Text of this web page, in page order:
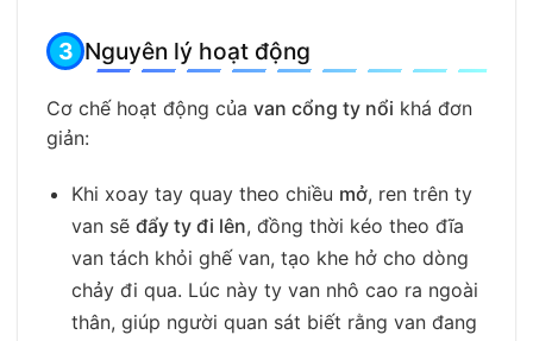
Nguyên lý hoạt động
Cơ chế hoạt động của van cổng ty nổi khá đơn
giản:
Khi xoay tay quay theo chiều mở, ren trên ty
van sẽ đẩy ty đi lên, đồng thời kéo theo đĩa
van tách khỏi ghế van, tạo khe hở cho dòng
chảy đi qua. Lúc này ty van nhô cao ra ngoài
thân, giúp người quan sát biết rằng van đang